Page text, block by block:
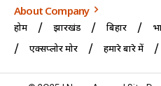
About Company
होम झारखंड बिहार
एक्सप्लोर मोर
हमारे बारे में